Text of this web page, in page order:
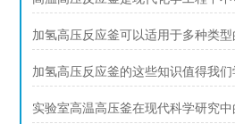
加氢高压反应釜可以适用于多种类
加氢高压反应釜的这些知识值得我们
实验室高温高压釜在现代科学研究中